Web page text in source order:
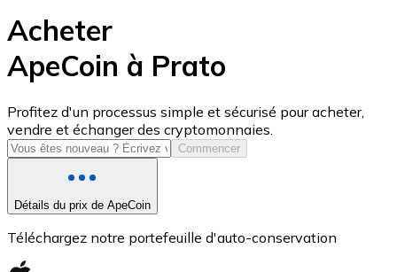
USD Coin
USDC
Acheter
ApeCoin à Prato
Profitez d'un processus simple et sécurisé pour acheter,
vendre et échanger des cryptomonnaies.
Commencer
Détails du prix de ApeCoin
Téléchargez notre portefeuille d'auto-conservation